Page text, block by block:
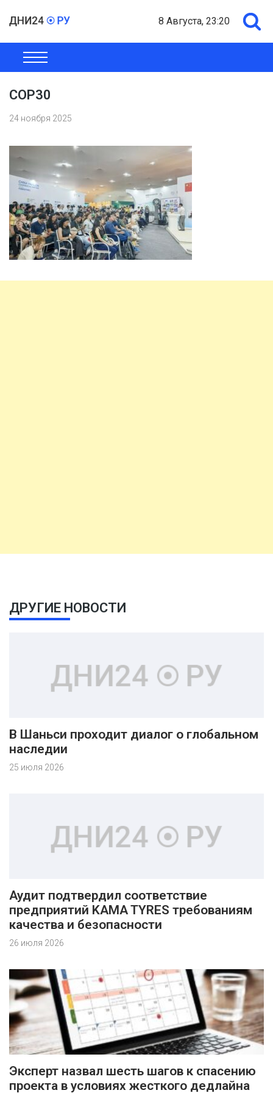
8 Августа, 23:20
ОБЩЕСТВО
COP30
24 ноября 2025
ДРУГИЕ НОВОСТИ
В Шаньси проходит диалог о глобальном
наследии
25 июля 2026
Аудит подтвердил соответствие
предприятий KAMA TYRES требованиям
качества и безопасности
26 июля 2026
Эксперт назвал шесть шагов к спасению
проекта в условиях жесткого дедлайна